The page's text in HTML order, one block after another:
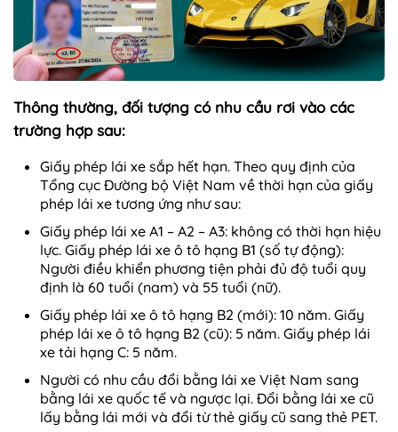
Thông thường, đối tượng có nhu cầu rơi vào các
trường hợp sau:
Giấy phép lái xe sắp hết hạn. Theo quy định của
Tổng cục Đường bộ Việt Nam về thời hạn của giấy
phép lái xe tương ứng như sau:
Giấy phép lái xe A1 – A2 – A3: không có thời hạn hiệu
lực. Giấy phép lái xe ô tô hạng B1 (số tự động):
Người điều khiển phương tiện phải đủ độ tuổi quy
định là 60 tuổi (nam) và 55 tuổi (nữ).
Giấy phép lái xe ô tô hạng B2 (mới): 10 năm. Giấy
phép lái xe ô tô hạng B2 (cũ): 5 năm. Giấy phép lái
xe tải hạng C: 5 năm.
Người có nhu cầu đổi bằng lái xe Việt Nam sang
bằng lái xe quốc tế và ngược lại. Đổi bằng lái xe cũ
lấy bằng lái mới và đổi từ thẻ giấy cũ sang thẻ PET.